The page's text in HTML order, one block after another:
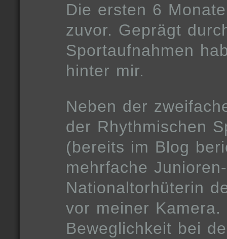
Die ersten 6
zuvor. Geprägt
Sportaufnahmen
hinter mir.
Neben der
der Rhythmischen
(bereits im Blog
mehrfache
Nationaltorhüterin
vor meiner Kamera.
Beweglichkeit bei